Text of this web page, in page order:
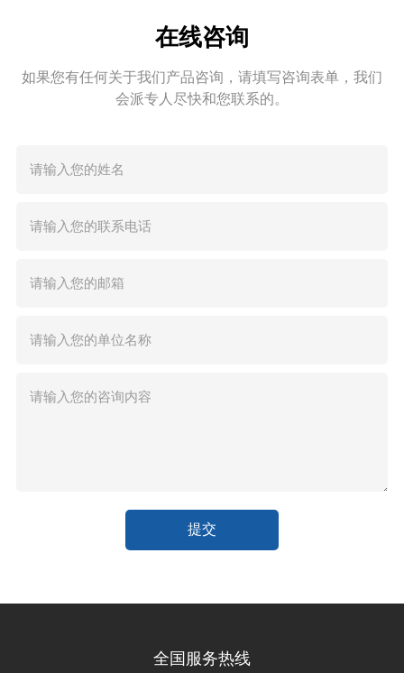
在线咨询
如果您有任何关于我们产品咨询，请填写咨询表单，我们
会派专人尽快和您联系的。
请输入您的姓名
请输入您的联系电话
请输入您的邮箱
请输入您的单位名称
请输入您的咨询内容
全国服务热线